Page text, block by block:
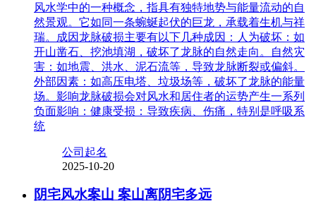
风水学中的一种概念，指具有独特地势与能量流动的自
然景观。它如同一条蜿蜒起伏的巨龙，承载着生机与祥
瑞。成因龙脉破损主要有以下几种成因：人为破坏：如
开山凿石、挖池填湖，破坏了龙脉的自然走向。自然灾
害：如地震、洪水、泥石流等，导致龙脉断裂或偏斜。
外部因素：如高压电塔、垃圾场等，破坏了龙脉的能量
场。影响龙脉破损会对风水和居住者的运势产生一系列
负面影响：健康受损：导致疾病、伤痛，特别是呼吸系
统
公司起名
2025-10-20
阴宅风水案山 案山离阴宅多远